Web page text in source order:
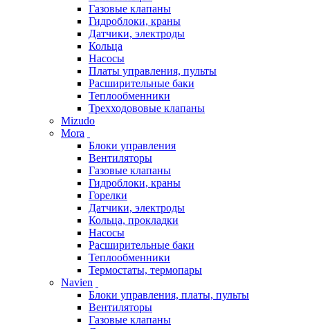
Газовые клапаны
Гидроблоки, краны
Датчики, электроды
Кольца
Насосы
Платы управления, пульты
Расширительные баки
Теплообменники
Трехходововые клапаны
Mizudo
Mora
Блоки управления
Вентиляторы
Газовые клапаны
Гидроблоки, краны
Горелки
Датчики, электроды
Кольца, прокладки
Насосы
Расширительные баки
Теплообменники
Термостаты, термопары
Navien
Блоки управления, платы, пульты
Вентиляторы
Газовые клапаны